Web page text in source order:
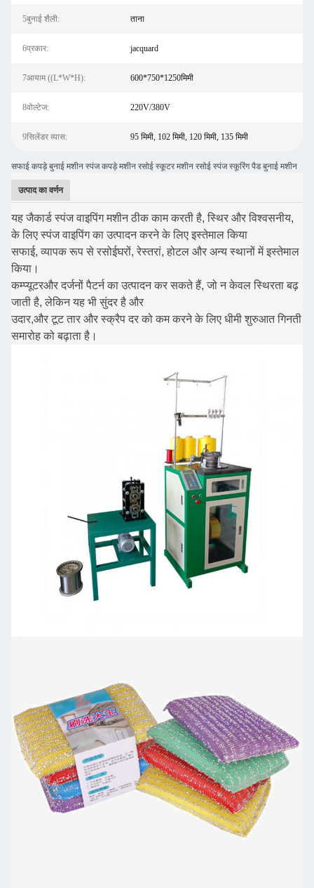
5बुनाई शैली: ताना
6प्रकार: jacquard
7आयाम ((L*W*H): 600*750*1250मिमी
8वोल्टेज: 220V/380V
9सिलेंडर व्यास: 95 मिमी, 102 मिमी, 120 मिमी, 135 मिमी
सफाई कपड़े बुनाई मशीन स्पंज कपड़े मशीन रसोई स्कूटर मशीन रसोई स्पंज स्कूरिंग पैड बुनाई मशीन
उत्पाद का वर्णन
यह जैकार्ड स्पंज वाइपिंग मशीन ठीक काम करती है, स्थिर और विश्वसनीय,
के लिए स्पंज वाइपिंग का उत्पादन करने के लिए इस्तेमाल किया
सफाई, व्यापक रूप से रसोईघरों, रेस्तरां, होटल और अन्य स्थानों में इस्तेमाल
किया।
कम्प्यूटरऔर दर्जनों पैटर्न का उत्पादन कर सकते हैं, जो न केवल स्थिरता बढ़
जाती है, लेकिन यह भी सुंदर है और
उदार,और टूट तार और स्क्रैप दर को कम करने के लिए धीमी शुरुआत गिनती
समारोह को बढ़ाता है।